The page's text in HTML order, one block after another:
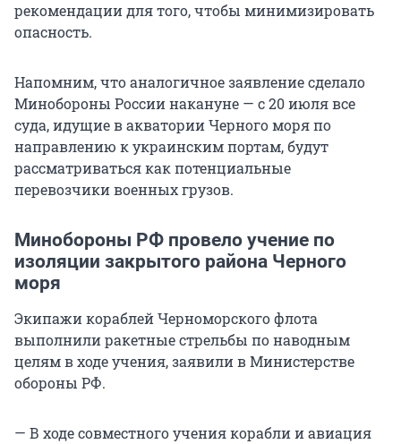
рекомендации для того, чтобы минимизировать
опасность.
Напомним, что аналогичное заявление сделало
Минобороны России накануне — с 20 июля все
суда, идущие в акватории Черного моря по
направлению к украинским портам, будут
рассматриваться как потенциальные
перевозчики военных грузов.
Минобороны РФ провело учение по
изоляции закрытого района Черного
моря
Экипажи кораблей Черноморского флота
выполнили ракетные стрельбы по наводным
целям в ходе учения, заявили в Министерстве
обороны РФ.
— В ходе совместного учения корабли и авиация